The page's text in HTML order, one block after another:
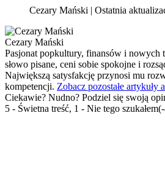
Cezary Mański | Ostatnia
Cezary Mański
Pasjonat popkultury, finansów i nowych
słowo pisane, ceni sobie spokojne i
Największą satysfakcję przynosi mu
kompetencji. Zobacz pozostałe artykuły
Ciekawie? Nudno? Podziel się swoją
5 - Świetna treść, 1 - Nie tego